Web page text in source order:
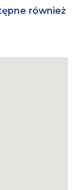
również